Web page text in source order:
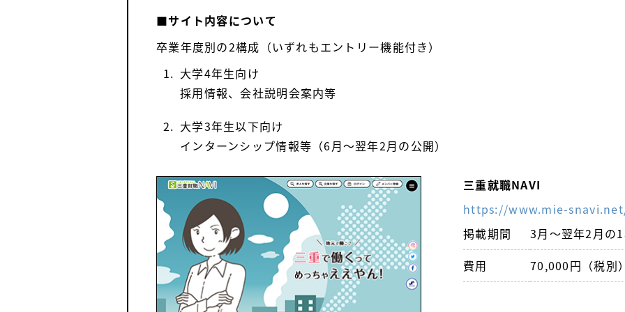
■サイト内容について
卒業年度別の2構成（いずれもエントリー機能付き）
1. 大学4年生向け
採用情報、会社説明会案内等
2. 大学3年生以下向け
インターンシップ情報等（6月～翌年2月の公開）
三重就職NAVI
https://www.mie-
掲載期間
3月～翌年2月の
費用
70,000円（税別）